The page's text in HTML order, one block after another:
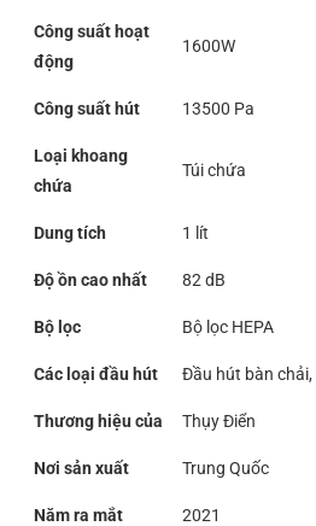
Công suất hoạt
động
1600W
Công suất hút 13500 Pa
Loại khoang
chứa
Túi chứa
Dung tích 1 lít
Độ ồn cao nhất 82 dB
Bộ lọc Bộ lọc HEPA
Các loại đầu hút Đầu hút bàn chải,
Thương hiệu của Thụy Điển
Nơi sản xuất Trung Quốc
Năm ra mắt 2021